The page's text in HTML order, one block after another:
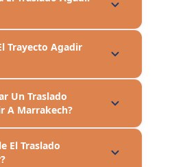
Trayecto Agadir
Un Traslado
A Marrakech?
El Traslado